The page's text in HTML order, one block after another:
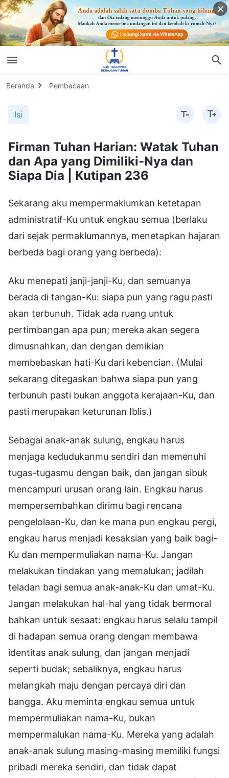
Beranda Pembacaan
Isi
Firman Tuhan Harian: Watak Tuhan
dan Apa yang Dimiliki-Nya dan
Siapa Dia | Kutipan 236
Sekarang aku mempermaklumkan ketetapan
administratif-Ku untuk engkau semua (berlaku
dari sejak permaklumannya, menetapkan hajaran
berbeda bagi orang yang berbeda):
Aku menepati janji-janji-Ku, dan semuanya
berada di tangan-Ku: siapa pun yang ragu pasti
akan terbunuh. Tidak ada ruang untuk
pertimbangan apa pun; mereka akan segera
dimusnahkan, dan dengan demikian
membebaskan hati-Ku dari kebencian. (Mulai
sekarang ditegaskan bahwa siapa pun yang
terbunuh pasti bukan anggota kerajaan-Ku, dan
pasti merupakan keturunan Iblis.)
Sebagai anak-anak sulung, engkau harus
menjaga kedudukanmu sendiri dan memenuhi
tugas-tugasmu dengan baik, dan jangan sibuk
mencampuri urusan orang lain. Engkau harus
mempersembahkan dirimu bagi rencana
pengelolaan-Ku, dan ke mana pun engkau pergi,
engkau harus menjadi kesaksian yang baik bagi-
Ku dan mempermuliakan nama-Ku. Jangan
melakukan tindakan yang memalukan; jadilah
teladan bagi semua anak-anak-Ku dan umat-Ku.
Jangan melakukan hal-hal yang tidak bermoral
bahkan untuk sesaat: engkau harus selalu tampil
di hadapan semua orang dengan membawa
identitas anak sulung, dan jangan menjadi
seperti budak; sebaliknya, engkau harus
melangkah maju dengan percaya diri dan
bangga. Aku meminta engkau semua untuk
mempermuliakan nama-Ku, bukan
mempermalukan nama-Ku. Mereka yang adalah
anak-anak sulung masing-masing memiliki fungsi
pribadi mereka sendiri, dan tidak dapat